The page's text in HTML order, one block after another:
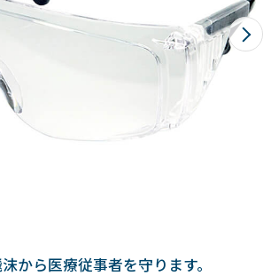
から医療従事者を守ります。